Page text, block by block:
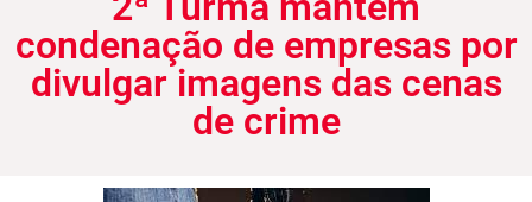
condenação de empresas por
divulgar imagens das cenas
de crime